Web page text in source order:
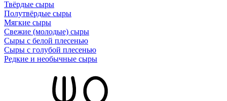
Твёрдые сыры
Полутвёрдые сыры
Мягкие сыры
Свежие (молодые) сыры
Сыры с белой плесенью
Сыры с голубой плесенью
Редкие и необычные сыры